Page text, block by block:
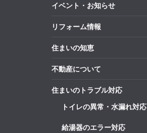
イベント・お知らせ
リフォーム情報
住まいの知恵
不動産について
住まいのトラブル対応
トイレの異常・水漏れ対応
給湯器のエラー対応